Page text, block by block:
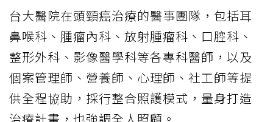
台大醫院在頭頸癌治療的醫事團隊，包括耳
鼻喉科、腫瘤內科、放射腫瘤科、口腔科、
整形外科、影像醫學科等各專科醫師，以及
個案管理師、營養師、心理師、社工師等提
供全程協助，採行整合照護模式，量身打造